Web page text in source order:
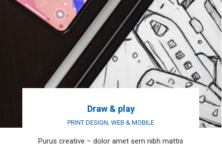
Draw & play
PRINT DESIGN, WEB & MOBILE
Purus creative – dolor amet sem nibh mattis